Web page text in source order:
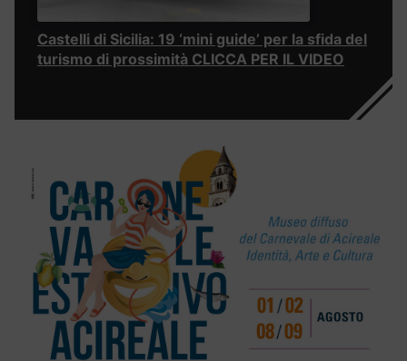
Castelli di Sicilia: 19 ‘mini guide’ per la sfida del
turismo di prossimità CLICCA PER IL VIDEO